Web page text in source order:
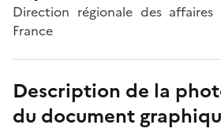
Direction régionale des affaires
France
Description de la
du document